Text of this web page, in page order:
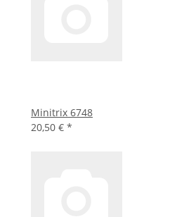
Minitrix 6748
20,50 € *